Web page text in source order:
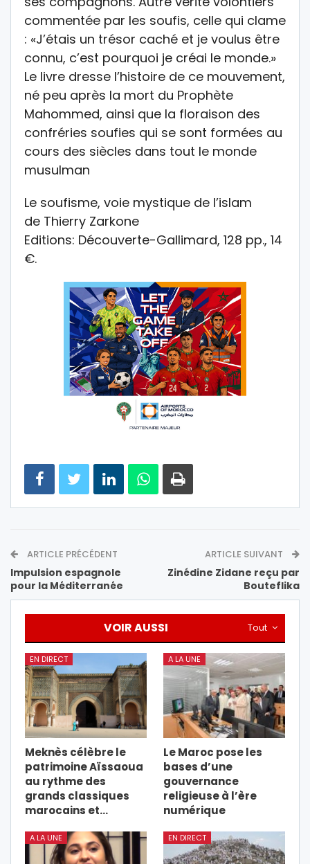
commentée par les soufis, celle qui clame
: «J’étais un trésor caché et je voulus être
connu, c’est pourquoi je créai le monde.»
Le livre dresse l’histoire de ce mouvement,
né peu après la mort du Prophète
Mahommed, ainsi que la floraison des
confréries soufies qui se sont formées au
cours des siècles dans tout le monde
musulman
Le soufisme, voie mystique de l’islam
de Thierry Zarkone
Editions: Découverte-Gallimard, 128 pp., 14
€.
ARTICLE PRÉCÉDENT
Impulsion espagnole
pour la Méditerranée
ARTICLE SUIVANT
Zinédine Zidane reçu par
Bouteflika
Tout
VOIR AUSSI
EN DIRECT
Meknès célèbre le
patrimoine Aïssaoua
au rythme des
grands classiques
marocains et…
A LA UNE
Le Maroc pose les
bases d’une
gouvernance
religieuse à l’ère
numérique
A LA UNE EN DIRECT